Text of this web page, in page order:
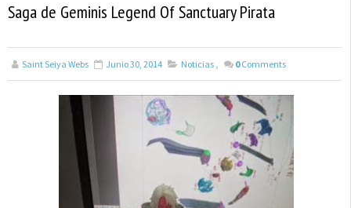
Saga de Geminis Legend Of Sanctuary Pirata
Saint Seiya Webs Junio 30, 2014 Noticias , 0 Comments